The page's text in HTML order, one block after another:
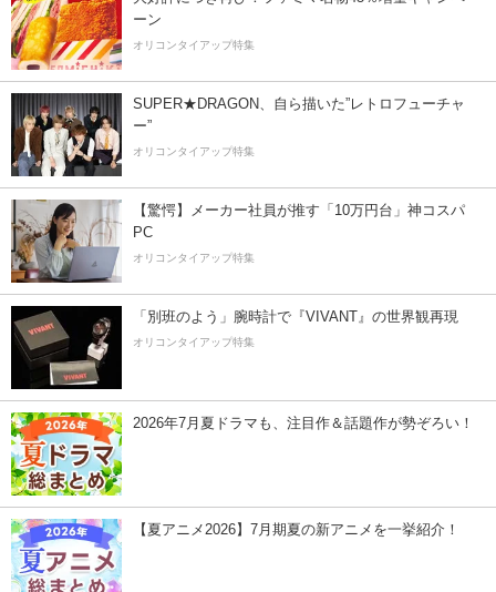
ーン
オリコンタイアップ特集
SUPER★DRAGON、自ら描いた”レトロフューチャ
ー”
オリコンタイアップ特集
【驚愕】メーカー社員が推す「10万円台」神コスパ
PC
オリコンタイアップ特集
「別班のよう」腕時計で『VIVANT』の世界観再現
オリコンタイアップ特集
2026年7月夏ドラマも、注目作＆話題作が勢ぞろい！
【夏アニメ2026】7月期夏の新アニメを一挙紹介！